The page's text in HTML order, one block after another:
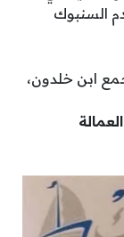
السنبوك
ابن خلدون،